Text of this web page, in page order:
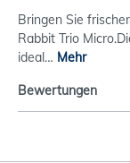
Bringen Sie
Rabbit Trio
ideal… Mehr
Bewertungen